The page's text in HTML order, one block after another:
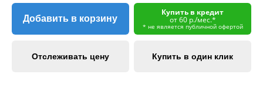
Добавить в корзину
Купить в кредит
от 60 р./мес.*
* не является публичной офертой
Отслеживать цену Купить в один клик